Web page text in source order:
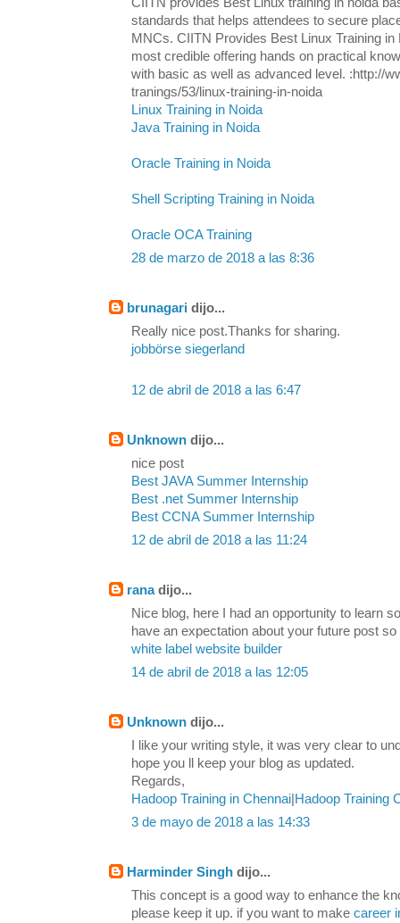
standards that helps attendees to secure
MNCs. CIITN Provides Best Linux Training
most credible offering hands on practical
with basic as well as advanced level. :http://
tranings/53/linux-training-in-noida
Linux Training in Noida
Java Training in Noida
Oracle Training in Noida
Shell Scripting Training in Noida
Oracle OCA Training
28 de marzo de 2018 a las 8:36
brunagari dijo...
Really nice post.Thanks for sharing.
jobbörse siegerland
12 de abril de 2018 a las 6:47
Unknown dijo...
nice post
Best JAVA Summer Internship
Best .net Summer Internship
Best CCNA Summer Internship
12 de abril de 2018 a las 11:24
ranadijo...
Nice blog, here I had an opportunity to learn
have an expectation about your future post
white label website builder
14 de abril de 2018 a las 12:05
Unknown dijo...
I like your writing style, it was very clear to
hope you ll keep your blog as updated.
Regards,
Hadoop Training in Chennai Hadoop Training
3 de mayo de 2018 a las 14:33
Harminder Singh dijo...
This concept is a good way to enhance the
please keep it up. if you want to make career